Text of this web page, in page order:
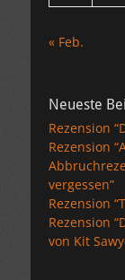
« Feb.
Neueste
Rezension
Rezension
vergessen”
Rezension
Rezension
von Kit